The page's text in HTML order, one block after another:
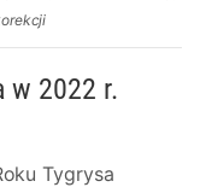
w 2022 r.
Tygrysa